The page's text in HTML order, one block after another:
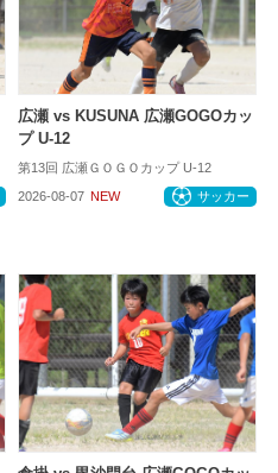
広瀬 vs KUSUNA 広瀬GOGOカッ
プ U-12
第13回 広瀬ＧＯＧＯカップ U-12
2026-08-07 NEW サッカー